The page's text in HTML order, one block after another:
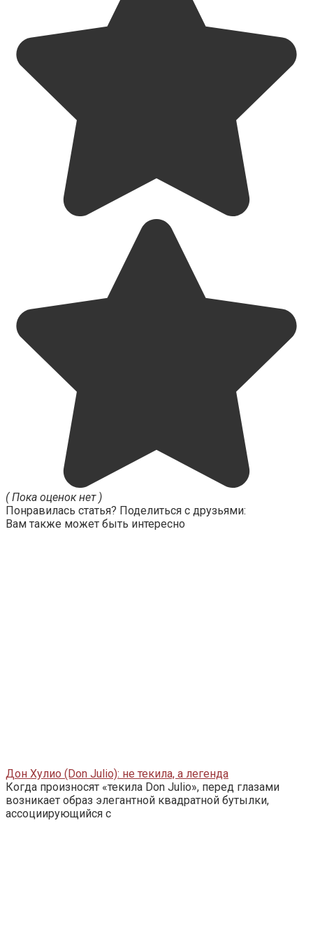
( Пока оценок нет )
Понравилась статья? Поделиться с друзьями:
Вам также может быть интересно
Дон Хулио (Don Julio): не текила, а легенда
Когда произносят «текила Don Julio», перед глазами
возникает образ элегантной квадратной бутылки,
ассоциирующийся с